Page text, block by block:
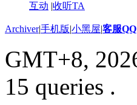
互动 |收听TA
Archiver|手机版|小黑屋|客服
GMT+8,
15 queries .